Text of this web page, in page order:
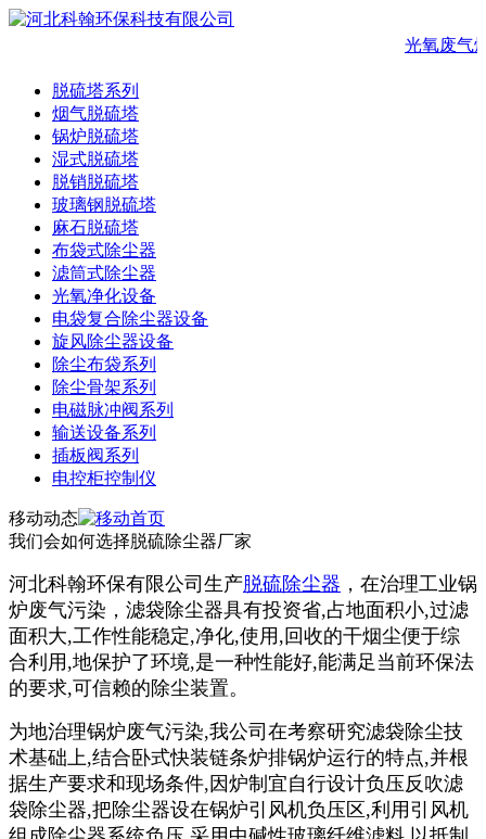
光氧废气
脱硫塔系列
烟气脱硫塔
锅炉脱硫塔
湿式脱硫塔
脱销脱硫塔
玻璃钢脱硫塔
麻石脱硫塔
布袋式除尘器
滤筒式除尘器
光氧净化设备
电袋复合除尘器设备
旋风除尘器设备
除尘布袋系列
除尘骨架系列
电磁脉冲阀系列
输送设备系列
插板阀系列
电控柜控制仪
移动动态
我们会如何选择脱硫除尘器厂家
河北科翰环保有限公司生产脱硫除尘器 ，在治理工业锅
炉废气污染，滤袋除尘器具有投资省,占地面积小,过滤
面积大,工作性能稳定,净化,使用,回收的干烟尘便于综
合利用,地保护了环境,是一种性能好,能满足当前环保法
的要求,可信赖的除尘装置。
为地治理锅炉废气污染,我公司在考察研究滤袋除尘技
术基础上,结合卧式快装链条炉排锅炉运行的特点,并根
据生产要求和现场条件,因炉制宜自行设计负压反吹滤
袋除尘器,把除尘器设在锅炉引风机负压区,利用引风机